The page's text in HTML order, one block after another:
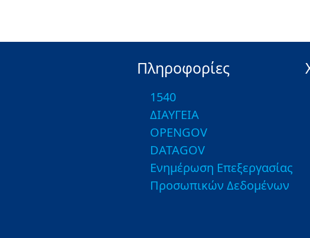
Πληροφορίες
1540
ΔΙΑΥΓΕΙΑ
OPENGOV
DATAGOV
Ενημέρωση Επεξεργασίας
Προσωπικών Δεδομένων